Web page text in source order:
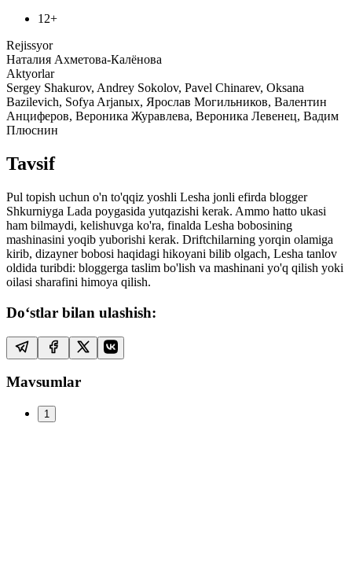
12+
Rejissyor
Наталия Ахметова-Калёнова
Aktyorlar
Sergey Shakurov, Andrey Sokolov, Pavel Chinarev, Oksana
Bazilevich, Sofya Arjanыx, Ярослав Могильников, Валентин
Анциферов, Вероника Журавлева, Вероника Левенец, Вадим
Плюснин
Tavsif
Pul topish uchun o'n to'qqiz yoshli Lesha jonli efirda blogger
Shkurniyga Lada poygasida yutqazishi kerak. Ammo hatto ukasi
ham bilmaydi, kelishuvga ko'ra, finalda Lesha bobosining
mashinasini yoqib yuborishi kerak. Driftchilarning yorqin olamiga
kirib, dizayner bobosi haqidagi hikoyani bilib olgach, Lesha tanlov
oldida turibdi: bloggerga taslim bo'lish va mashinani yo'q qilish yoki
oilasi sharafini himoya qilish.
Do‘stlar bilan ulashish:
Mavsumlar
1